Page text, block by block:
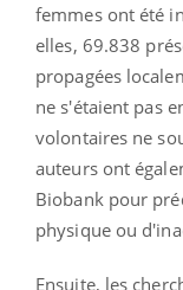
femmes ont été
elles, 69.838
propagées
ne s'étaient pas
volontaires ne
auteurs ont
Biobank pour
physique ou
Ensuite, les